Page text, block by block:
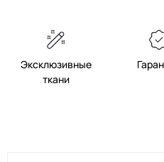
Эксклюзивные
ткани